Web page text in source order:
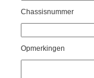
Chassisnummer
Opmerkingen